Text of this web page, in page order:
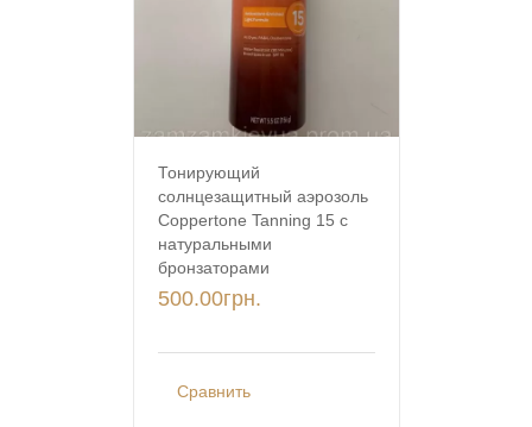
Тонирующий
солнцезащитный аэрозоль
Coppertone Tanning 15 с
натуральными
бронзаторами
500.00грн.
Сравнить